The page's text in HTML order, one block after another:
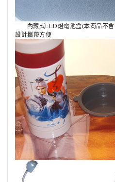
內藏式LED燈電池盒(
設計攜帶方便